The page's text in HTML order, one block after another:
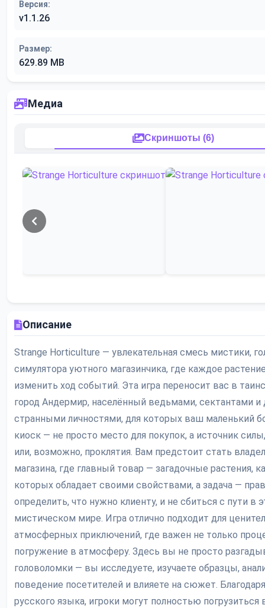
Версия:
v1.1.26
Размер:
629.89 MB
Медиа
Скриншоты (6)
Описание
Strange Horticulture — увлекательная смесь мистики,
симулятора уютного магазинчика, где каждое
изменить ход событий. Эта игра переносит вас в
город Андермир, населённый ведьмами, сектантами и
странными личностями, для которых ваш маленький
киоск — не просто место для покупок, а источник
или, возможно, проклятия. Вам предстоит стать
магазина, где главный товар — загадочные растения,
которых обладает своими свойствами, а задача —
определить, что нужно клиенту, и не сбиться с пути в
мистическом мире. Игра отлично подходит для
атмосферных приключений, где важен не только
погружение в атмосферу. Здесь вы не просто
головоломки — вы исследуете, изучаете образцы,
поведение посетителей и влияете на сюжет.
русского языка, игроки могут полностью погрузиться